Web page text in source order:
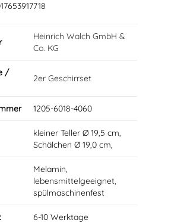
Heinrich Walch GmbH &
Co. KG
/
2er Geschirrset
1205-6018-4060
kleiner Teller Ø 19,5 cm,
Schälchen Ø 19,0 cm,
Melamin,
lebensmittelgeeignet,
spülmaschinenfest
6-10 Werktage